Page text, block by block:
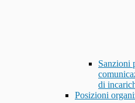
Sanzioni
di
Posizioni